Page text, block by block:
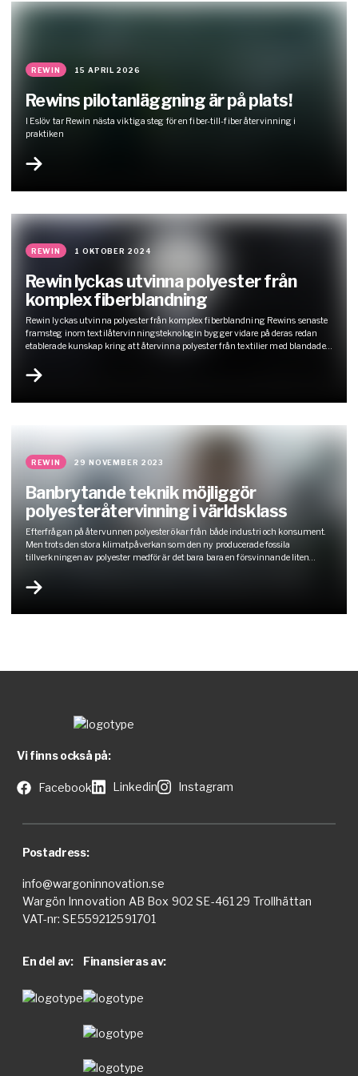
REWIN 15 APRIL 2026
Rewins pilotanläggning är på plats!
I Eslöv tar Rewin nästa viktiga steg för en fiber-till-fiber återvinning i
praktiken
REWIN 1 OKTOBER 2024
Rewin lyckas utvinna polyester från
komplex fiberblandning
Rewin lyckas utvinna polyester från komplex fiberblandning Rewins senaste
framsteg inom textilåtervinningsteknologin bygger vidare på deras redan
etablerade kunskap kring att återvinna polyester från textilier med blandade
en än mer komplex utmaning, att utvinna polyester ur en trefiberblandning
som innehåller de notoriskt svårhanterliga…
REWIN 29 NOVEMBER 2023
Banbrytande teknik möjliggör
polyesteråtervinning i världsklass
Efterfrågan på återvunnen polyester ökar från både industri och konsument.
Men trots den stora klimatpåverkan som den ny producerade fossila
tillverkningen av polyester medför är det bara bara en försvinnande liten
Vi finns också på:
Facebook Linkedin Instagram
Postadress:
info@wargoninnovation.se
Wargön Innovation AB Box 902 SE-461 29 Trollhättan
VAT-nr: SE559212591701
En del av: Finansieras av: